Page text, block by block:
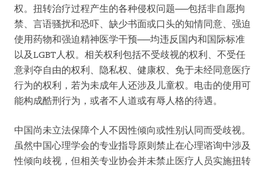
权。扭转治疗过程产生的各种侵权问题──包括非自愿拘
禁、言语骚扰和恐吓、缺少书面或口头的知情同意、强迫
使用药物和强迫精神医学干预──均违反国内和国际标准
以及LGBT人权。相关权利包括不受歧视的权利、不受任
意剥夺自由的权利、隐私权、健康权、免于未经同意医疗
行为的权利，若为未成年人还涉及儿童权。电击的使用可
能构成酷刑行为，或者不人道或有辱人格的待遇。
中国尚未立法保障个人不因性倾向或性别认同而受歧视。
虽然中国心理学会的专业指导原则禁止在心理谘询中涉及
性倾向歧视，但相关专业协会并未禁止医疗人员实施扭转